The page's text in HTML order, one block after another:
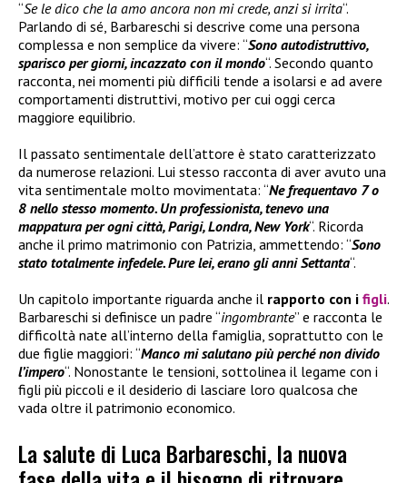
“Se le dico che la amo ancora non mi crede, anzi si irrita“.
Parlando di sé, Barbareschi si descrive come una persona
complessa e non semplice da vivere: “Sono autodistruttivo,
sparisco per giorni, incazzato con il mondo“. Secondo quanto
racconta, nei momenti più difficili tende a isolarsi e ad avere
comportamenti distruttivi, motivo per cui oggi cerca
maggiore equilibrio.
Il passato sentimentale dell’attore è stato caratterizzato
da numerose relazioni. Lui stesso racconta di aver avuto una
vita sentimentale molto movimentata: “Ne frequentavo 7 o
8 nello stesso momento. Un professionista, tenevo una
mappatura per ogni città, Parigi, Londra, New York“. Ricorda
anche il primo matrimonio con Patrizia, ammettendo: “Sono
stato totalmente infedele. Pure lei, erano gli anni Settanta“.
Un capitolo importante riguarda anche il rapporto con i figli.
Barbareschi si definisce un padre “ingombrante” e racconta le
difficoltà nate all’interno della famiglia, soprattutto con le
due figlie maggiori: “Manco mi salutano più perché non divido
l’impero“. Nonostante le tensioni, sottolinea il legame con i
figli più piccoli e il desiderio di lasciare loro qualcosa che
vada oltre il patrimonio economico.
La salute di Luca Barbareschi, la nuova